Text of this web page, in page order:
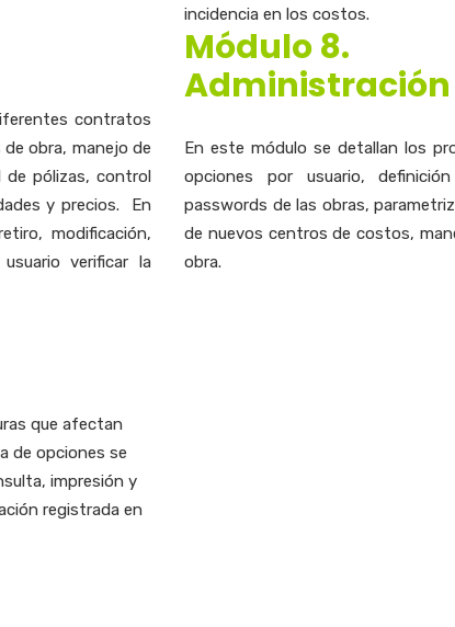
contratos
obra, manejo de
de pólizas, control
y precios. En
modificación,
verificar la
que afectan
de opciones se
impresión y
registrada en
incidencia en los costos.
Módulo 8.
Administración
En este módulo se detallan los
opciones por usuario,
passwords de las obras,
de nuevos centros de costos,
obra.